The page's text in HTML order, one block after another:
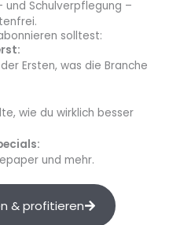
ihren Betrieb
Betriebsaufgabe
wird es
immer schwerer,
Wenn sich
weitere
vor dem Aus.“
Schulverpflegung –
solltest:
Ersten, was die Branche
wie du wirklich besser
und mehr.
& profitieren